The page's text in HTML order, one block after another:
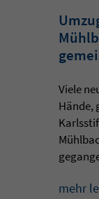
Viele
Hände,
mehr